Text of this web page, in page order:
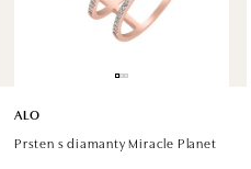
Košice
ALO
Prsten s diamanty Miracle Planet